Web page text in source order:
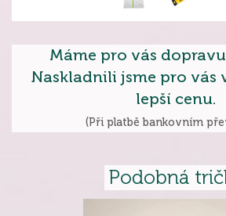
Máme pro vás
Naskladnili jsme pro vás
lepší cenu.
(Při platbě bankovním
Podobná